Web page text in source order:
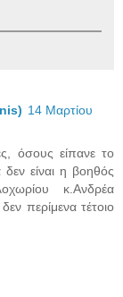
14 Μαρτίου
όσους είπανε το
είναι η βοηθός
κ.Ανδρέα
περίμενα τέτοιο